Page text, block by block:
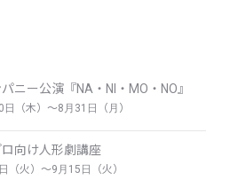
ニー公演『NA・NI・MO・NO』
（木）〜8月31日（月）
向け人形劇講座
（火）〜9月15日（火）